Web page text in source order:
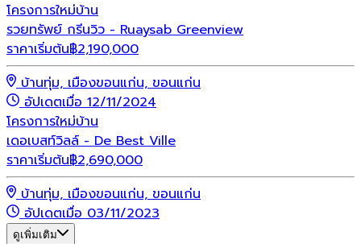
โครงการใหม่บ้าน
รวยทรัพย์ กรีนวิว - Ruaysab Greenview
ราคาเริ่มต้น฿2,190,000
บ้านทุ่ม, เมืองขอนแก่น, ขอนแก่น
อัปเดตเมื่อ 12/11/2024
โครงการใหม่บ้าน
เดอเบสท์วิลล์ - De Best Ville
ราคาเริ่มต้น฿2,690,000
บ้านทุ่ม, เมืองขอนแก่น, ขอนแก่น
อัปเดตเมื่อ 03/11/2023
ดูเพิ่มเติม